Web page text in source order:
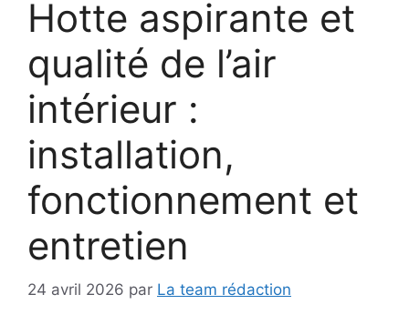
Hotte aspirante et
qualité de l’air
intérieur :
installation,
fonctionnement et
entretien
24 avril 2026 par La team rédaction